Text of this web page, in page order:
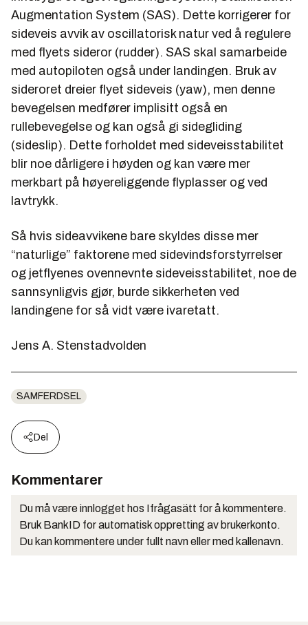
Augmentation System (SAS). Dette korrigerer for
sideveis avvik av oscillatorisk natur ved å regulere
med flyets sideror (rudder). SAS skal samarbeide
med autopiloten også under landingen. Bruk av
sideroret dreier flyet sideveis (yaw), men denne
bevegelsen medfører implisitt også en
rullebevegelse og kan også gi sidegliding
(sideslip). Dette forholdet med sideveisstabilitet
blir noe dårligere i høyden og kan være mer
merkbart på høyereliggende flyplasser og ved
lavtrykk.
Så hvis sideavvikene bare skyldes disse mer
“naturlige” faktorene med sidevindsforstyrrelser
og jetflyenes ovennevnte sideveisstabilitet, noe de
sannsynligvis gjør, burde sikkerheten ved
landingene for så vidt være ivaretatt.
Jens A. Stenstadvolden
SAMFERDSEL
Del
Kommentarer
Du må være innlogget hos Ifrågasätt for å kommentere.
Bruk BankID for automatisk oppretting av brukerkonto.
Du kan kommentere under fullt navn eller med kallenavn.